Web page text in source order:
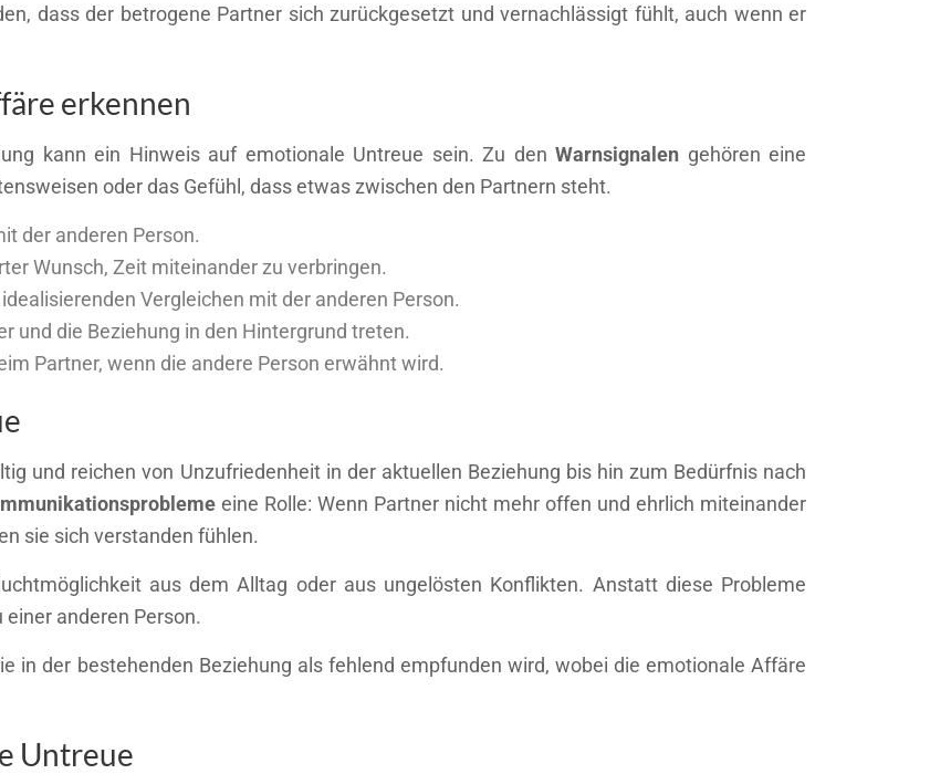
dass der betrogene Partner sich zurückgesetzt und vernachlässigt fühlt, auch wenn er
erkennen
kann ein Hinweis auf emotionale Untreue sein. Zu den Warnsignalen gehören eine
oder das Gefühl, dass etwas zwischen den Partnern steht.
der anderen Person.
Wunsch, Zeit miteinander zu verbringen.
Vergleichen mit der anderen Person.
und die Beziehung in den Hintergrund treten.
Partner, wenn die andere Person erwähnt wird.
und reichen von Unzufriedenheit in der aktuellen Beziehung bis hin zum Bedürfnis nach
eine Rolle: Wenn Partner nicht mehr offen und ehrlich miteinander
sie sich verstanden fühlen.
aus dem Alltag oder aus ungelösten Konflikten. Anstatt diese Probleme
anderen Person.
in der bestehenden Beziehung als fehlend empfunden wird, wobei die emotionale Affäre
Untreue